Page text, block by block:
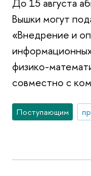
Вышки могут
«Внедрение и
физико-
совместно с
Поступающим